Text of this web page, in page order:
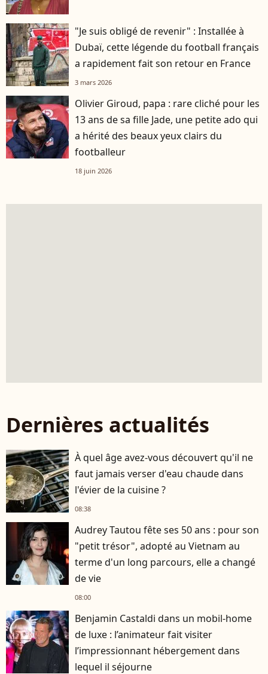
"Je suis obligé de revenir" : Installée à
Dubaï, cette légende du football français
a rapidement fait son retour en France
3 mars 2026
Olivier Giroud, papa : rare cliché pour les
13 ans de sa fille Jade, une petite ado qui
a hérité des beaux yeux clairs du
footballeur
18 juin 2026
Dernières actualités
À quel âge avez-vous découvert qu'il ne
faut jamais verser d'eau chaude dans
l'évier de la cuisine ?
08:38
Audrey Tautou fête ses 50 ans : pour son
"petit trésor", adopté au Vietnam au
terme d'un long parcours, elle a changé
de vie
08:00
Benjamin Castaldi dans un mobil-home
de luxe : l’animateur fait visiter
l’impressionnant hébergement dans
lequel il séjourne